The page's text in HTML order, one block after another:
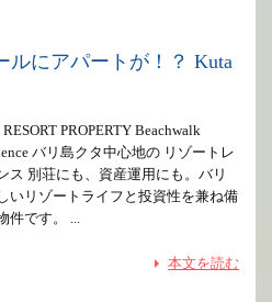
ルにアパートが！？ Kuta
PROPERTY Beachwalk
バリ島クタ中心地の リゾートレ
ス 別荘にも、資産運用にも。バリ
いリゾートライフと投資性を兼ね備
件です。 ...
本文を読む